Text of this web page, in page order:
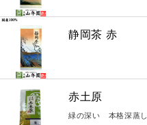
静岡茶 赤
赤土原
緑の深い 本格深蒸し